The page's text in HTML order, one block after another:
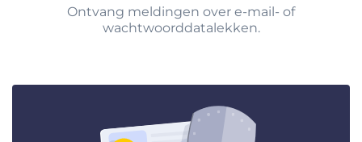
Ontvang meldingen over e-mail- of
wachtwoorddatalekken.